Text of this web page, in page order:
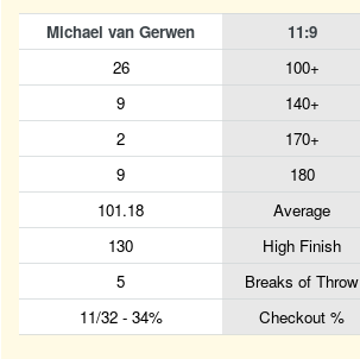
Michael van Gerwen 11:9
26
100+
9
140+
2
170+
9
180
101.18
Average
130
High Finish
5
Breaks of Throw
11/32 - 34%
Checkout %